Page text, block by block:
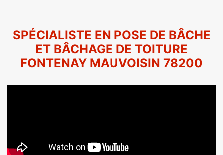
SPÉCIALISTE EN POSE DE BÂCHE
ET BÂCHAGE DE TOITURE
FONTENAY MAUVOISIN 78200